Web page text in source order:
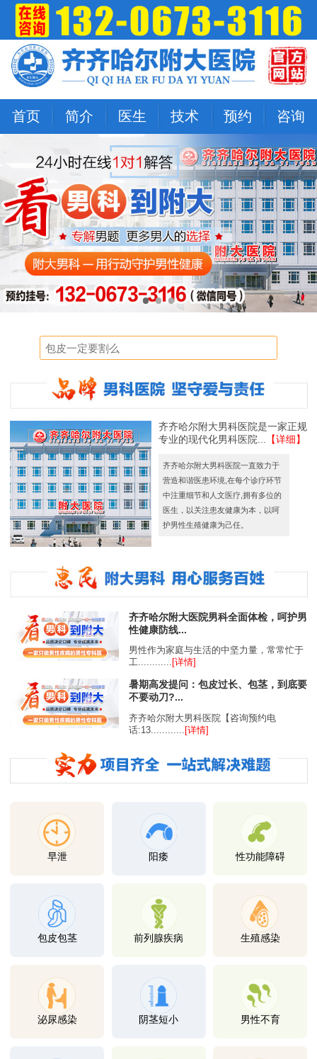
首页 简介 医生 技术 预约 咨询
齐齐哈尔附大男科医院是一家正规
专业的现代化男科医院...
【详细】
齐齐哈尔附大男科医院一直致力于
营造和谐医患环境,在每个诊疗环节
中注重细节和人文医疗,拥有多位的
医生，以关注患友健康为本，以呵
护男性生殖健康为己任。
齐齐哈尔附大医院男科全面体检，呵护男
性健康防线...
男性作为家庭与生活的中坚力量，常常忙于
工............ [详情]
暑期高发提问：包皮过长、包茎，到底要
不要动刀?...
齐齐哈尔附大男科医院【咨询预约电
话:13............
[详情]
早泄 阳痿 性功能障碍
包皮包茎 前列腺疾病 生殖感染
泌尿感染 阴茎短小 男性不育